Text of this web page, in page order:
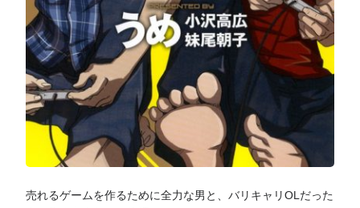
売れるゲームを作るために全力な男と、バリキャリOLだった